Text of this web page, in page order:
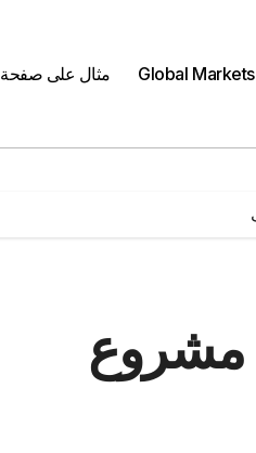
Global Markets مثال على صفحة
حياة كريمة والأورمان يسلمان 118 مشروع